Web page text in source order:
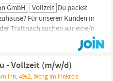
GmbH Vollzeit Du packst
Für unseren Kunden in
Trattnach suchen wir eine/n
in Vollzeit, die/der
dafür sorgt, dass alles zur
- Vollzeit (m/w/d)
Inn, 4952, Weng im Innkreis